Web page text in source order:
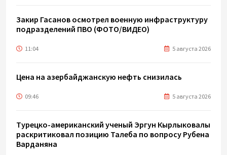
Закир Гасанов осмотрел военную инфраструктуру
подразделений ПВО (ФОТО/ВИДЕО)
11:04 5 августа 2026
Цена на азербайджанскую нефть cнизилась
09:46 5 августа 2026
Турецко-американский ученый Эргун Кырлыковалы
раскритиковал позицию Талеба по вопросу Рубена
Варданяна